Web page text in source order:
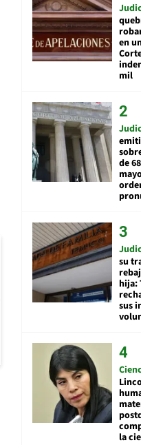
en
mil
de
su
hija:
sus
la